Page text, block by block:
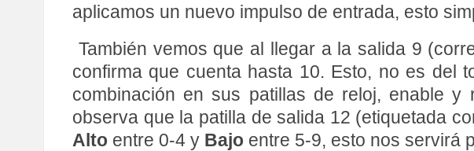
aplicamos un nuevo impulso de entrada, esto
También vemos que al llegar a la salida 9
confirma que cuenta hasta 10. Esto, no es del
combinación en sus patillas de reloj, enable y
observa que la patilla de salida 12 (etiquetada
Alto entre 0-4 y Bajo entre 5-9, esto nos servirá